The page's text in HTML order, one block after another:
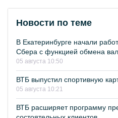
Новости по теме
В Екатеринбурге начали
Сбера с функцией обмена
05 августа 10:50
ВТБ выпустил спортивную
05 августа 10:21
ВТБ расширяет программу